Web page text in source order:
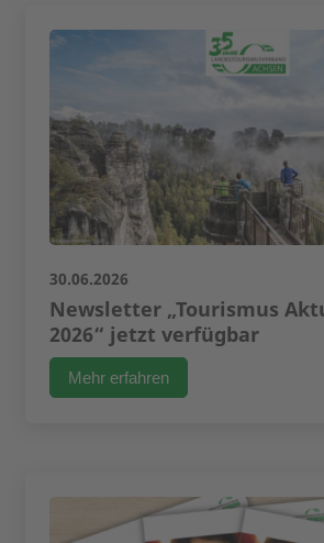
30.06.2026
Newsletter „Tourismus
2026“ jetzt verfügbar
Mehr erfahren